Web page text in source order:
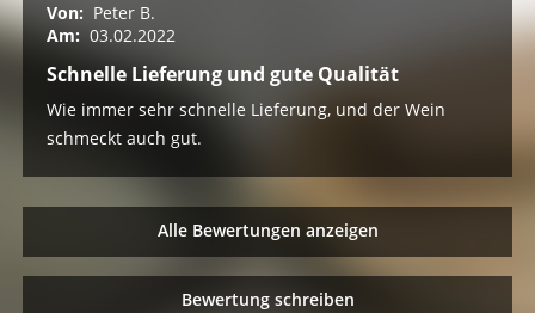
Von: Peter B.
Am: 03.02.2022
Schnelle Lieferung und gute Qualität
Wie immer sehr schnelle Lieferung, und der Wein
schmeckt auch gut.
Alle Bewertungen anzeigen
Bewertung schreiben